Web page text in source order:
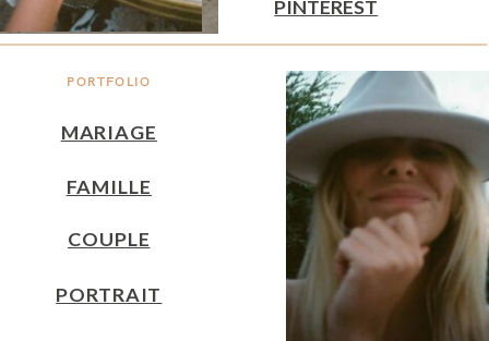
PORTFOLIO
MARIAGE
FAMILLE
PINTEREST
COUPLE
PORTRAIT